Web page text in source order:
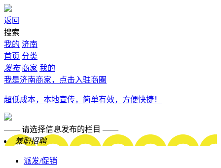
返回
搜索
我的 济南
首页 分类
发布 商家 我的
我是济南商家，点击入驻商圈
超低成本，本地宣传，简单有效，方便快捷！
—— 请选择信息发布的栏目 ——
兼职招聘
派发/促销